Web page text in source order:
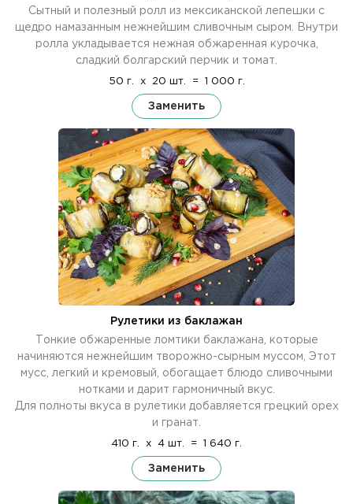
Сытный и полезный ролл из мексиканской лепешки с
щедро намазанным нежнейшим сливочным сыром. Внутри
ролла укладывается нежная обжаренная курочка,
сладкий болгарский перчик и томат.
50 г. x 20 шт. = 1 000 г.
Заменить
Рулетики из баклажан
Тонкие обжаренные ломтики баклажана, которые
начиняются нежнейшим творожно-сырным муссом, Этот
мусс, легкий и кремовый, обогащает блюдо сливочными
нотками и дарит гармоничный вкус.
Для полноты вкуса в рулетики добавляется грецкий орех
и гранат.
410 г. x 4 шт. = 1 640 г.
Заменить